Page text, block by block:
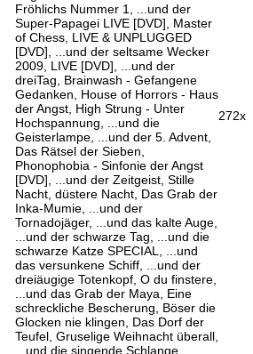
Fröhlichs Nummer 1, ...und der
Super-Papagei LIVE [DVD], Master
of Chess, LIVE & UNPLUGGED
[DVD], ...und der seltsame Wecker
2009, LIVE [DVD], ...und der
dreiTag, Brainwash - Gefangene
Gedanken, House of Horrors - Haus
der Angst, High Strung - Unter
Hochspannung, ...und die
Geisterlampe, ...und der 5. Advent,
Das Rätsel der Sieben,
Phonophobia - Sinfonie der Angst
[DVD], ...und der Zeitgeist, Stille
Nacht, düstere Nacht, Das Grab der
Inka-Mumie, ...und der
Tornadojäger, ...und das kalte Auge,
...und der schwarze Tag, ...und die
schwarze Katze SPECIAL, ...und
das versunkene Schiff, ...und der
dreiäugige Totenkopf, O du finstere,
...und das Grab der Maya, Eine
schreckliche Bescherung, Böser die
Glocken nie klingen, Das Dorf der
Teufel, Gruselige Weihnacht überall,
...und die singende Schlange
272x